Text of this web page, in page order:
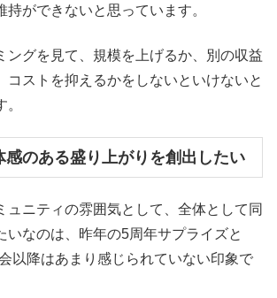
持ができないと思っています。
ングを見て、規模を上げるか、別の収益
コストを抑えるかをしないといけないと
感のある盛り上がりを創出したい
ュニティの雰囲気として、全体として同
いなのは、昨年の5周年サプライズと
以降はあまり感じられていない印象で